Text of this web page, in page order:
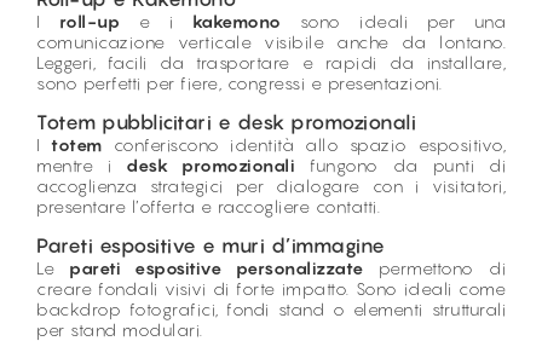
I roll-up e i kakemono sono ideali per una
comunicazione verticale visibile anche da lontano.
Leggeri, facili da trasportare e rapidi da installare,
sono perfetti per fiere, congressi e presentazioni.
Totem pubblicitari e desk promozionali
Itotem conferiscono identità allo spazio espositivo,
mentre i desk promozionali fungono da punti di
accoglienza strategici per dialogare con i visitatori,
presentare l’offerta e raccogliere contatti.
Pareti espositive e muri d’immagine
Le pareti espositive personalizzate permettono di
creare fondali visivi di forte impatto. Sono ideali come
backdrop fotografici, fondi stand o elementi strutturali
per stand modulari.